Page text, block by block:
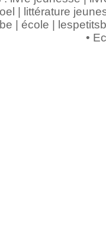
| littérature
be | école |
•